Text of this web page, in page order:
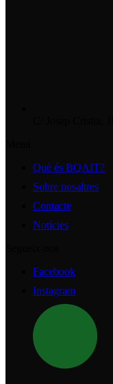
Què és BQAIT?
Sobre nosaltres
Contacte
Notícies
Facebook
Instagram